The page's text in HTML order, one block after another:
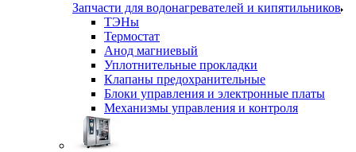
Запчасти для водонагревателей и кипятильников
ТЭНы
Термостат
Анод магниевый
Уплотнительные прокладки
Клапаны предохранительные
Блоки управления и электронные платы
Механизмы управления и контроля